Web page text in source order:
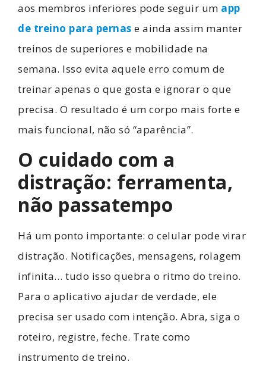
aos membros inferiores pode seguir um app
de treino para pernas e ainda assim manter
treinos de superiores e mobilidade na
semana. Isso evita aquele erro comum de
treinar apenas o que gosta e ignorar o que
precisa. O resultado é um corpo mais forte e
mais funcional, não só “aparência”.
O cuidado com a
distração: ferramenta,
não passatempo
Há um ponto importante: o celular pode virar
distração. Notificações, mensagens, rolagem
infinita… tudo isso quebra o ritmo do treino.
Para o aplicativo ajudar de verdade, ele
precisa ser usado com intenção. Abra, siga o
roteiro, registre, feche. Trate como
instrumento de treino.